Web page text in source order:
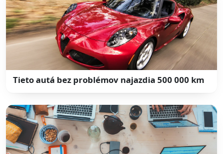
Tieto autá bez problémov najazdia 500 000 km